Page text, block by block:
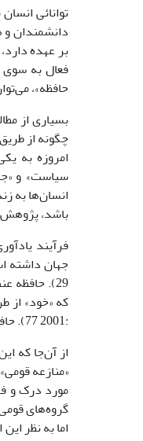
توانائى
دانشمندان
بر عهده
حافظه»،
بسیارى از
چگونه از
امروزه به
سیاست» و
انسان‌ها به
باشد،
فرآیند
29).
که «خود» از
:2001 77). حافظه مى‌تواند موجب حفظ تفاوت‌ها شود، زیرا به ما امکان گردآورى مجدد و حفظ وجوه تفاوتمان را مى‌دهد.
از آن‌جا که
«منازعه
گروه‌هاى
اما به نظر